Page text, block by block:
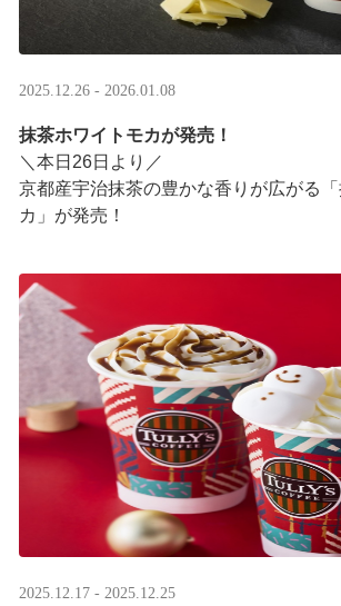
2025.12.26 - 2026.01.08
抹茶ホワイトモカが発売！
＼本日26日より／
京都産宇治抹茶の豊かな香りが広がる
カ」が発売！
2025.12.17 - 2025.12.25